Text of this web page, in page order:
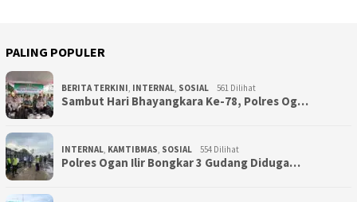
PALING POPULER
BERITA TERKINI, INTERNAL, SOSIAL 561 Dilihat
Sambut Hari Bhayangkara Ke-78, Polres Og…
INTERNAL, KAMTIBMAS, SOSIAL 554 Dilihat
Polres Ogan Ilir Bongkar 3 Gudang Diduga…